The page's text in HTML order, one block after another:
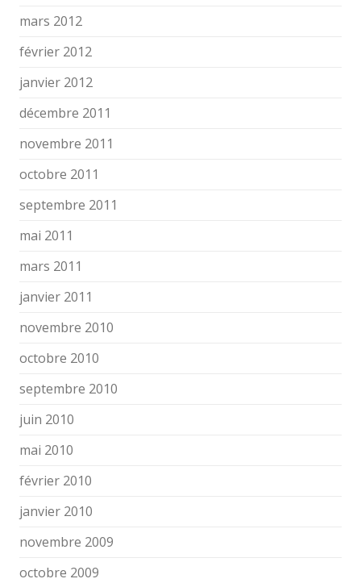
mars 2012
février 2012
janvier 2012
décembre 2011
novembre 2011
octobre 2011
septembre 2011
mai 2011
mars 2011
janvier 2011
novembre 2010
octobre 2010
septembre 2010
juin 2010
mai 2010
février 2010
janvier 2010
novembre 2009
octobre 2009